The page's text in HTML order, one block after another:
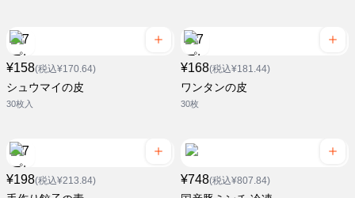
¥158(税込¥170.64)
シュウマイの皮
30枚入
¥168(税込¥181.44)
ワンタンの皮
30枚
¥198(税込¥213.84) ¥748(税込¥807.84)